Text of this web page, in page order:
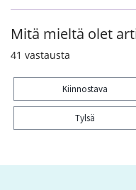
Mitä mieltä olet
41 vastausta
Kiinnostava
Tylsä